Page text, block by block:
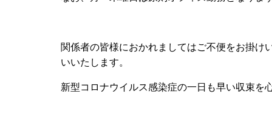
関係者の皆様におかれましてはご不便をお掛け
いいたします。
新型コロナウイルス感染症の一日も早い収束を